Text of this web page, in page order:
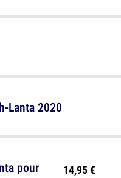
Lanta 2020
pour
14,95 €